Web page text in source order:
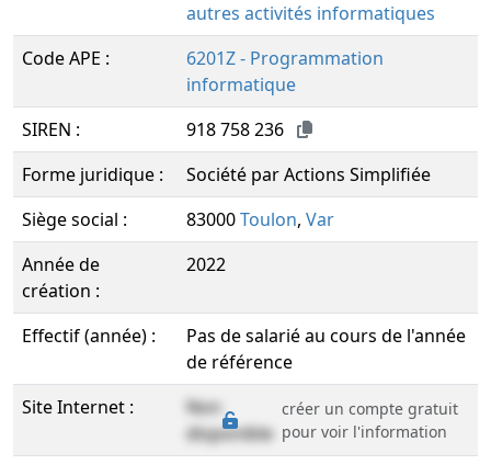
autres activités informatiques
Code APE :
6201Z - Programmation
informatique
SIREN :
918 758 236
Forme juridique :
Société par Actions Simplifiée
Siège social :
83000Toulon, Var
Année de
création :
2022
Effectif (année) :
Pas de salarié au cours de l'année
de référence
Site Internet :
Non
disponible
créer un compte gratuit
pour voir l'information